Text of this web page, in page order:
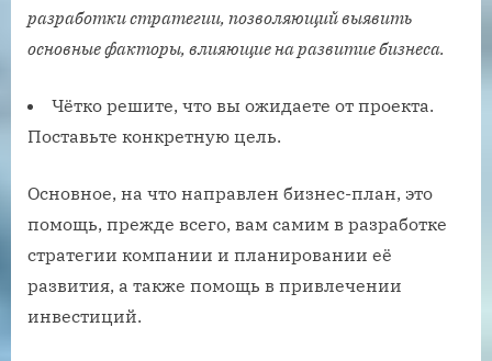
разработки стратегии, позволяющий выявить
основные факторы, влияющие на развитие бизнеса.
Чётко решите, что вы ожидаете от проекта.
Поставьте конкретную цель.
Основное, на что направлен бизнес-план, это
помощь, прежде всего, вам самим в разработке
стратегии компании и планировании её
развития, а также помощь в привлечении
инвестиций.